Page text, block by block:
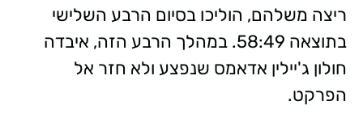
ריצה משלהם, הוליכו בסיום הרבע השלישי
בתוצאה 58:49. במהלך הרבע הזה, איבדה
חולון ג'יילין אדאמס שנפצע ולא חזר אל
הפרקט.